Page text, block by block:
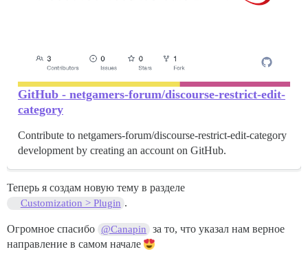
GitHub - netgamers-forum/discourse-restrict-edit-
category
Contribute to netgamers-forum/discourse-restrict-edit-category
development by creating an account on GitHub.
Теперь я создам новую тему в разделе
Customization > Plugin .
Огромное спасибо @Canapin
за то, что указал нам верное
направление в самом начале